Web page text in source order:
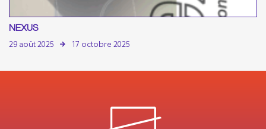
NEXUS
29 août 2025 17 octobre 2025